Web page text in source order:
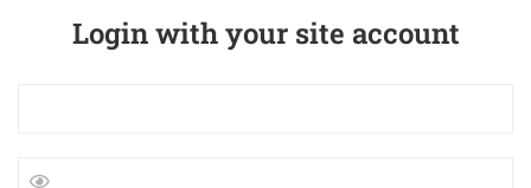
Login with your site account